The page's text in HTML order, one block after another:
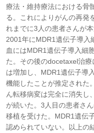
療法・維持療法における骨
る。これによりがんの再発
れまでに3人の患者さんが
2001年にMDR1遺伝子導入
血にはMDR1遺伝子導入細
た。その後のdocetaxel治
は増加し、MDR1遺伝子導
機能したことが推定された
ん転移病変は完全に消失し
が続いた。3人目の患者さ
移植を受けた。MDR1遺伝
認められていない。以上の